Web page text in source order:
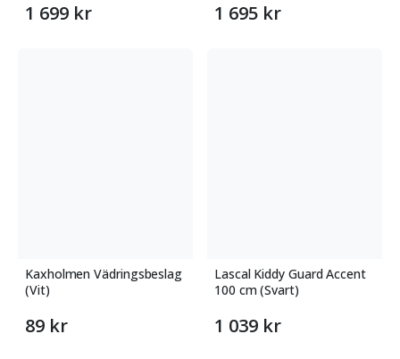
1 699 kr 1 695 kr
Kaxholmen Vädringsbeslag
(Vit)
89 kr
Lascal Kiddy Guard Accent
100 cm (Svart)
1 039 kr